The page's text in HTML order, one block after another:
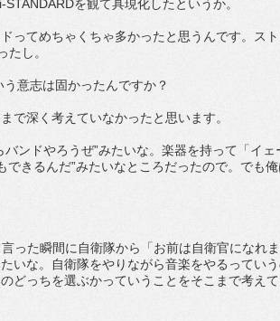
を観て具現化したというか。
ってめちゃくちゃ多かったと思うんです。ス
たし。
意志は固かったんですか？
で深く考えていなかったと思います。
ンドやろうぜ”みたいな。楽器を持って「イェ
できるんだ”みたいなところだったので。でも
った瞬間に自衛隊から「お前は自衛官になれ
いな。自衛隊をやりながら音楽をやるってい
どっちを選ぶかっていうことをそこまで考え